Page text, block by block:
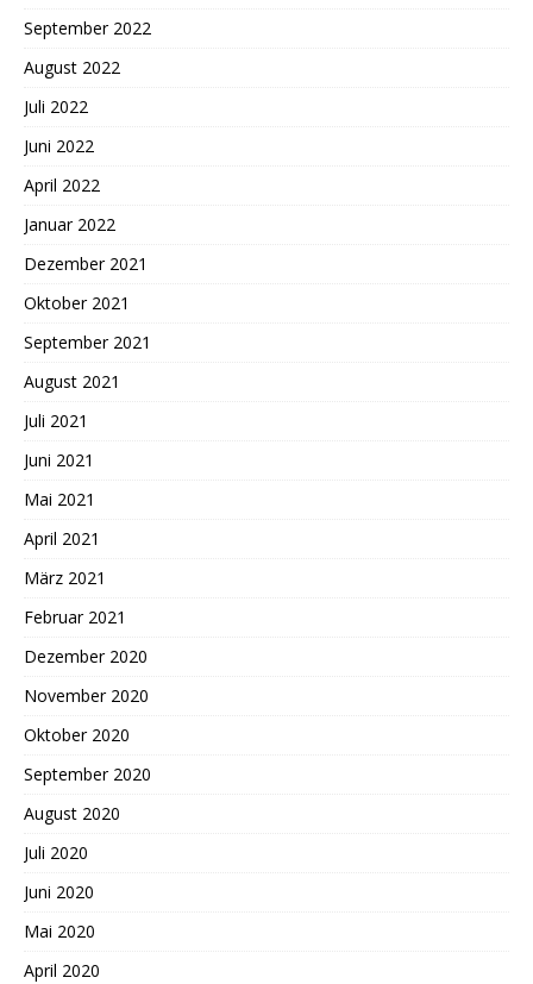
September 2022
August 2022
Juli 2022
Juni 2022
April 2022
Januar 2022
Dezember 2021
Oktober 2021
September 2021
August 2021
Juli 2021
Juni 2021
Mai 2021
April 2021
März 2021
Februar 2021
Dezember 2020
November 2020
Oktober 2020
September 2020
August 2020
Juli 2020
Juni 2020
Mai 2020
April 2020